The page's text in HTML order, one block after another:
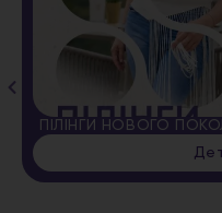
ПІЛІНГИ НОВОГО